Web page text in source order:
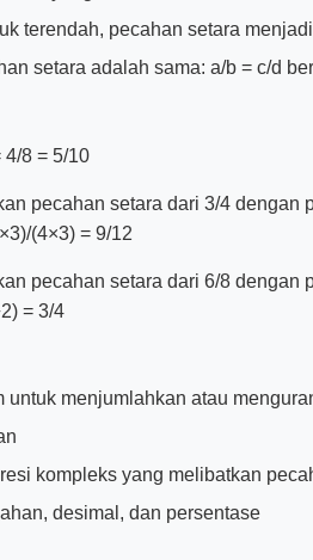
terendah, pecahan setara
setara adalah sama: a/b = c/d
4/8 = 5/10
pecahan setara dari 3/4 dengan
(4×3) = 9/12
pecahan setara dari 6/8 dengan
= 3/4
untuk menjumlahkan atau
kompleks yang melibatkan
desimal, dan persentase